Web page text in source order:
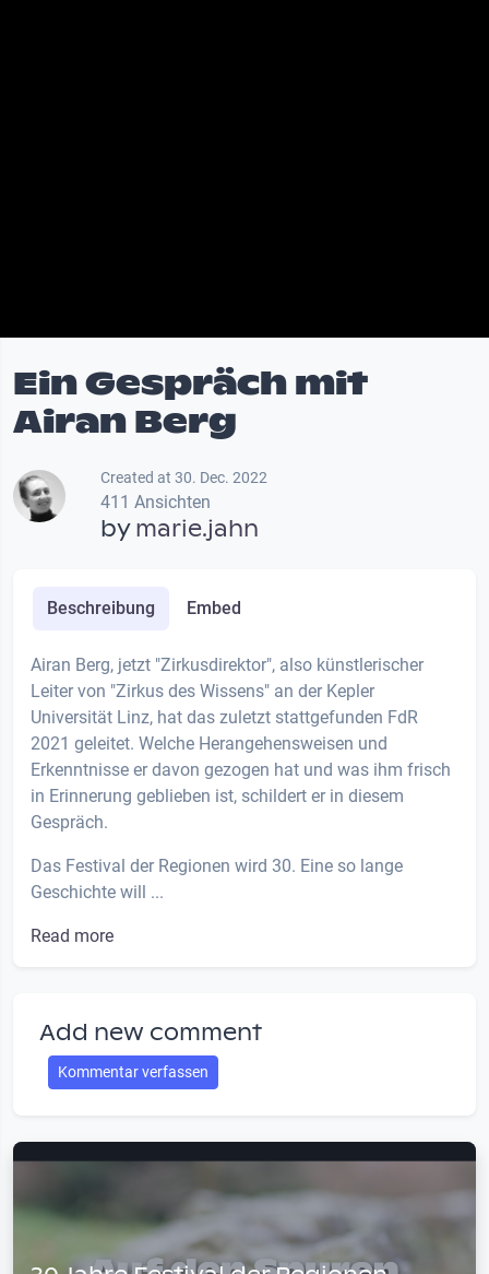
Ein Gespräch mit
Airan Berg
Created at 30. Dec. 2022
411 Ansichten
bymarie.jahn
Beschreibung Embed
Airan Berg, jetzt "Zirkusdirektor", also künstlerischer
Leiter von "Zirkus des Wissens" an der Kepler
Universität Linz, hat das zuletzt stattgefunden FdR
2021 geleitet. Welche Herangehensweisen und
Erkenntnisse er davon gezogen hat und was ihm frisch
in Erinnerung geblieben ist, schildert er in diesem
Gespräch.
Das Festival der Regionen wird 30. Eine so lange
Geschichte will ...
Read more
Add new comment
Kommentar verfassen